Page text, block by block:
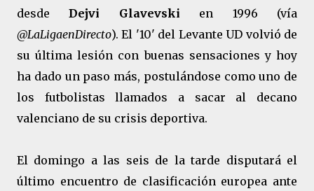
desdeDejvi Glavevski en 1996 (vía
@LaLigaenDirecto). El '10' del Levante UD volvió de
su última lesión con buenas sensaciones y hoy
ha dado un paso más, postulándose como uno de
los futbolistas llamados a sacar al decano
valenciano de su crisis deportiva.
El domingo a las seis de la tarde disputará el
último encuentro de clasificación europea ante